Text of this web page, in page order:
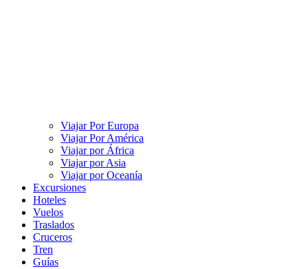
Viajar Por Europa
Viajar Por América
Viajar por África
Viajar por Asia
Viajar por Oceanía
Excursiones
Hoteles
Vuelos
Traslados
Cruceros
Tren
Guías